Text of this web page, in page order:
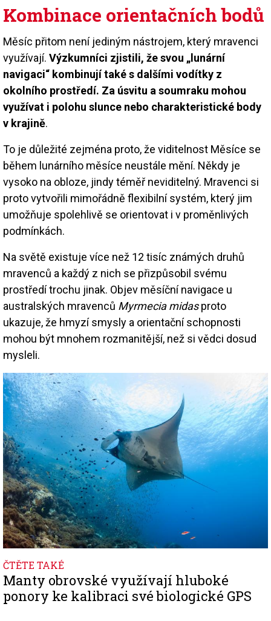
Kombinace orientačních bodů
Měsíc přitom není jediným nástrojem, který mravenci
využívají. Výzkumníci zjistili, že svou „lunární
navigaci“ kombinují také s dalšími vodítky z
okolního prostředí. Za úsvitu a soumraku mohou
využívat i polohu slunce nebo charakteristické body
v krajině.
To je důležité zejména proto, že viditelnost Měsíce se
během lunárního měsíce neustále mění. Někdy je
vysoko na obloze, jindy téměř neviditelný. Mravenci si
proto vytvořili mimořádně flexibilní systém, který jim
umožňuje spolehlivě se orientovat i v proměnlivých
podmínkách.
Na světě existuje více než 12 tisíc známých druhů
mravenců a každý z nich se přizpůsobil svému
prostředí trochu jinak. Objev měsíční navigace u
australských mravenců Myrmecia midasproto
ukazuje, že hmyzí smysly a orientační schopnosti
mohou být mnohem rozmanitější, než si vědci dosud
mysleli.
Image
ČTĚTE TAKÉ
Manty obrovské využívají hluboké
ponory ke kalibraci své biologické GPS